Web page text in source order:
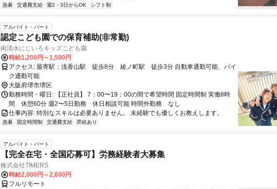
急募 交通費支給 週2・3日からOK シフト制
アルバイト・パート
認定こども園での保育補助(非常勤)
南清水にじいろキッズこども園
時給1,200円～1,500円
アクセス: 最寄駅：浅香山駅 徒歩8分 綾ノ町駅 徒歩3分 自動車通勤可能、バイ
ク通勤可能
大阪府堺市堺区
勤務時間・曜日: 【正社員】 7：00〜19：00の間で希望時間 固定時間制 実働8時
間 休憩60分 週2〜5日勤務 休日相談可能 時間外勤務 なし
仕事内容: 特別なスキルは必要ありません。 未経験でも優しくお教えします。
急募 固定時間制 交通費支給 昇給あり
アルバイト・パート
【完全在宅・全国応募可】労務経験者大募集
株式会社TIMERS
時給2,000円～2,600円
フルリモート